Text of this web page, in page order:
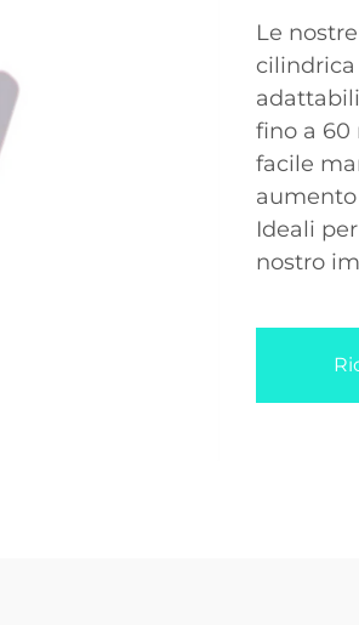
Le
fino a 60
facile
aumento
Ideali
nostro